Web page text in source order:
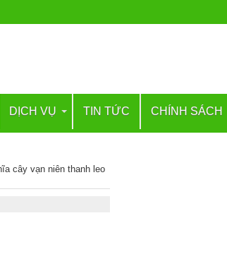
DỊCH VỤ TIN TỨC CHÍNH SÁCH
cây vạn niên thanh leo